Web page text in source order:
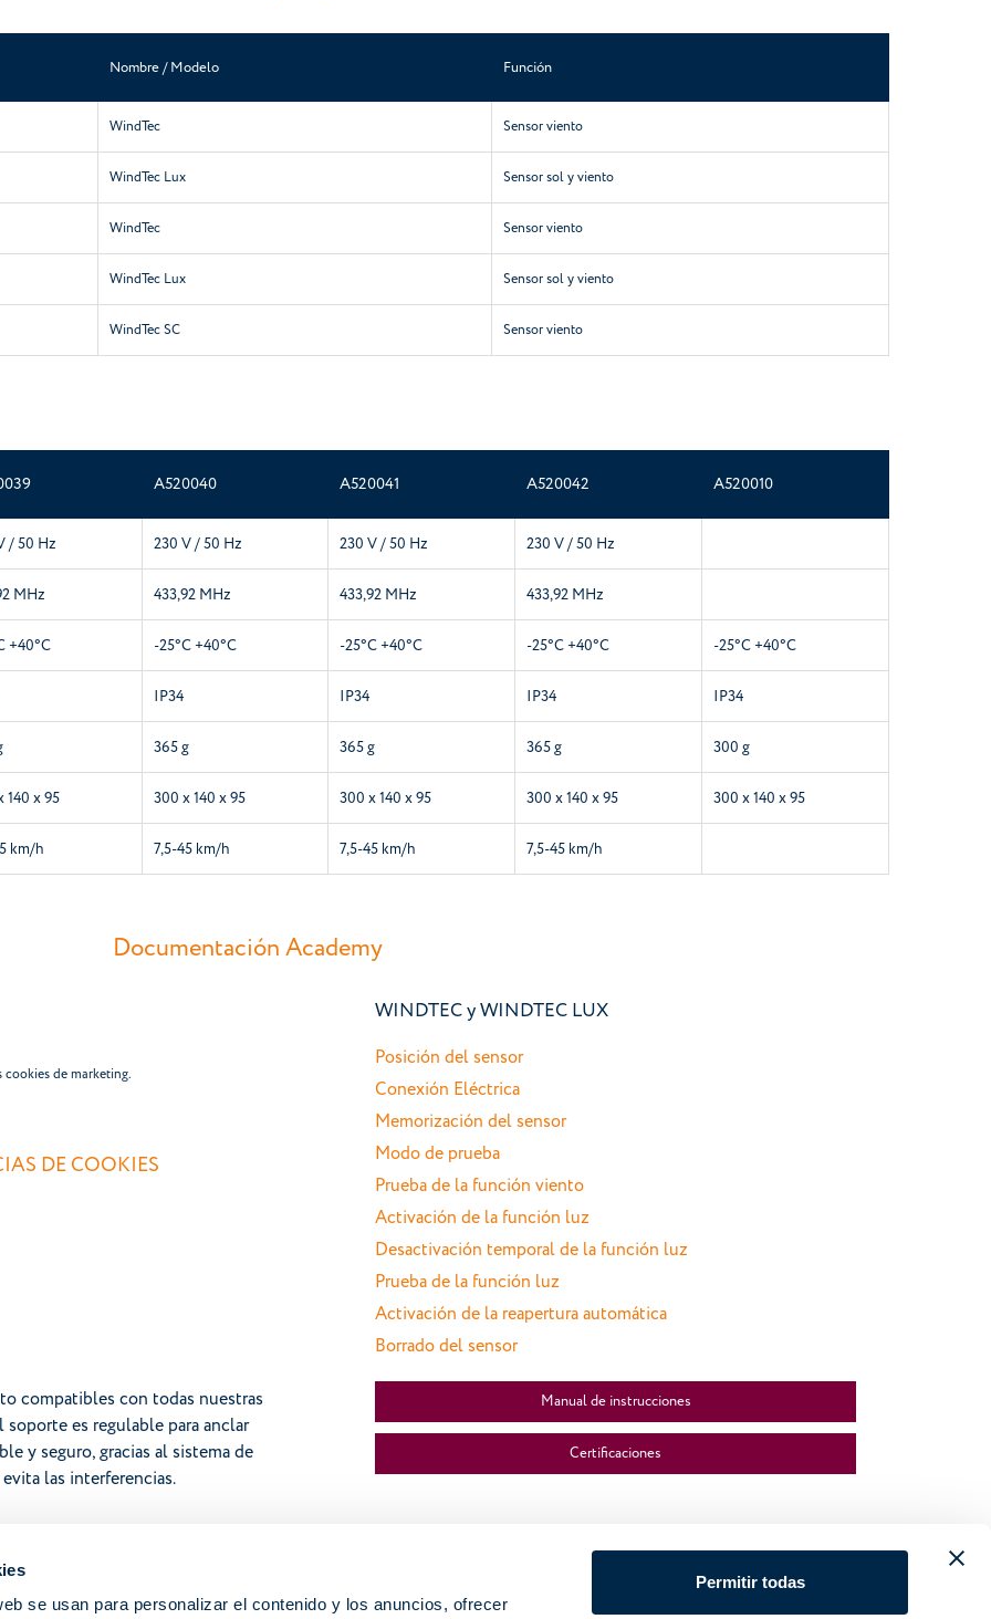
se usan para personalizar el contenido y los anuncios, ofrecer
Permitir todas
Nombre / Modelo Función
WindTec Sensor viento
WindTec Lux Sensor sol y viento
WindTec Sensor viento
WindTec Lux Sensor sol y viento
WindTec SC Sensor viento
A520040 A520041 A520042 A520010
/ 50 Hz 230 V / 50 Hz 230 V / 50 Hz 230 V / 50 Hz
MHz 433,92 MHz 433,92 MHz 433,92 MHz
+40°C -25°C +40°C -25°C +40°C -25°C +40°C -25°C +40°C
IP34 IP34 IP34 IP34
365 g 365 g 365 g 300 g
140 x 95 300 x 140 x 95 300 x 140 x 95 300 x 140 x 95 300 x 140 x 95
km/h 7,5-45 km/h 7,5-45 km/h 7,5-45 km/h
Documentación Academy
cookies de marketing.
DE COOKIES
compatibles con todas nuestras
soporte es regulable para anclar
y seguro, gracias al sistema de
las interferencias.
WINDTEC y WINDTEC LUX
Posición del sensor
Conexión Eléctrica
Memorización del sensor
Modo de prueba
Prueba de la función viento
Activación de la función luz
Desactivación temporal de la función luz
Prueba de la función luz
Activación de la reapertura automática
Borrado del sensor
Manual de instrucciones
Certificaciones
Control climático viento, cableado